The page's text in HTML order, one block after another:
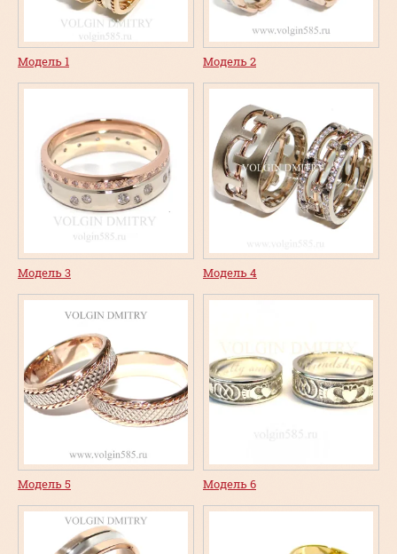
Модель 1 Модель 2
Модель 3 Модель 4
Модель 5 Модель 6